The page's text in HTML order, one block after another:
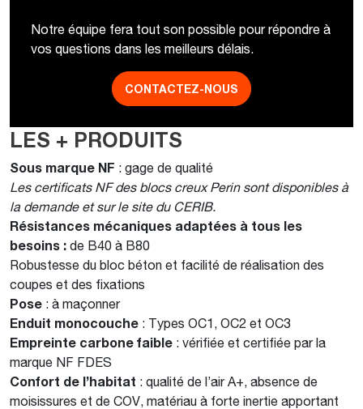
Notre équipe fera tout son possible pour répondre à
vos questions dans les meilleurs délais.
CONTACTEZ-NOUS
LES + PRODUITS
Sous marque NF : gage de qualité
Les certificats NF des blocs creux Perin sont disponibles à
la demande et sur le site du CERIB.
Résistances mécaniques adaptées à tous les
besoins : de B40 à B80
Robustesse du bloc béton et facilité de réalisation des
coupes et des fixations
Pose : à maçonner
Enduit monocouche : Types OC1, OC2 et OC3
Empreinte carbone faible : vérifiée et certifiée par la
marque NF FDES
Confort de l’habitat : qualité de l’air A+, absence de
moisissures et de COV, matériau à forte inertie apportant